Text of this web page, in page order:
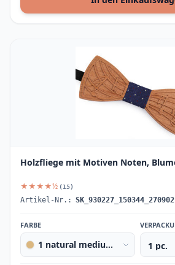
Holzfliege mit Motiven Noten,
★★★★½ (15)
Artikel-Nr.: SK_930227_150344_270902
FARBE
1 natural medium Music Notes